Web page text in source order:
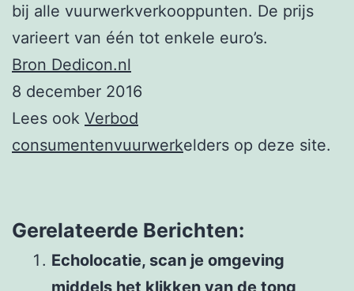
bij alle vuurwerkverkooppunten. De prijs
varieert van één tot enkele euro’s.
Bron Dedicon.nl
8 december 2016
Lees ook Verbod
consumentenvuurwerkelders op deze site.
Gerelateerde Berichten:
Echolocatie, scan je omgeving
middels het klikken van de tong